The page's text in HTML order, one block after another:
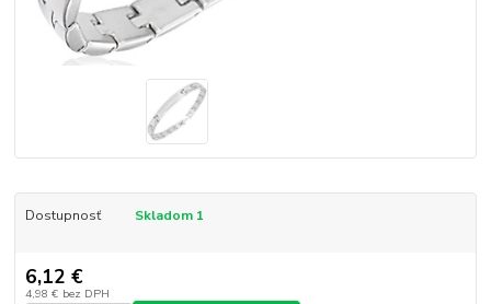
Dostupnosť Skladom 1
6,12 €
4,98 € bez DPH